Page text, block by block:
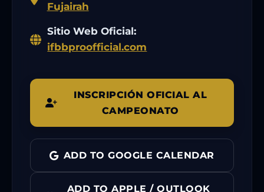
Fujairah
Sitio Web Oficial:
ifbbproofficial.com
INSCRIPCIÓN OFICIAL AL
CAMPEONATO
ADD TO GOOGLE CALENDAR
ADD TO APPLE / OUTLOOK